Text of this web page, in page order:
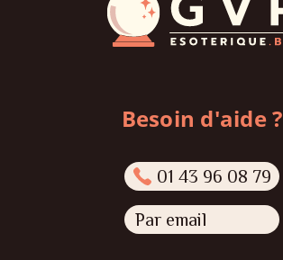
Besoin d'aide ?
01 43 96 08 79
Par email